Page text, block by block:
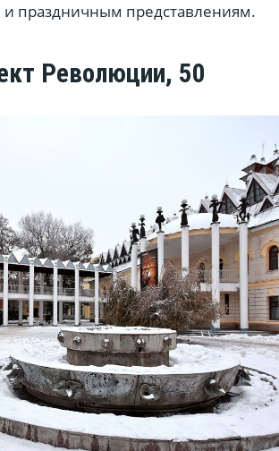
праздничным представлениям.
Революции, 50